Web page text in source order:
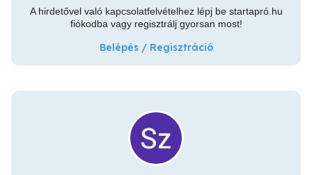
A hirdetővel való kapcsolatfelvételhez lépj be startapró.hu
fiókodba vagy regisztrálj gyorsan most!
Belépés / Regisztráció